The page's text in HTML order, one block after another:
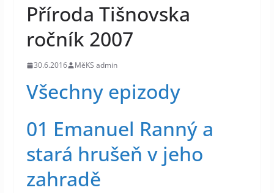
Příroda Tišnovska
ročník 2007
30.6.2016 MěKS admin
Všechny epizody
01 Emanuel Ranný a
stará hrušeň v jeho
zahradě